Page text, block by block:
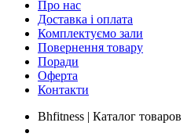
Про нас
Доставка і оплата
Комплектуємо зали
Повернення товару
Поради
Оферта
Контакти
Bhfitness | Каталог товаров